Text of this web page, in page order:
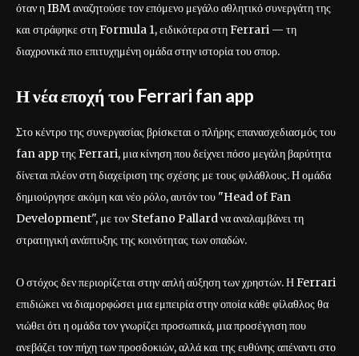
όταν η IBM αναζητούσε τον επόμενο μεγάλο αθλητικό συνεργάτη της
και στράφηκε στη Formula 1, ειδικότερα στη Ferrari — τη
διαχρονικά πιο επιτυχημένη ομάδα στην ιστορία του σπορ.
Η νέα εποχή του Ferrari fan app
Στο κέντρο της συνεργασίας βρίσκεται ο πλήρης επανασχεδιασμός του
fan app της Ferrari, μια κίνηση που δείχνει πόσο μεγάλη βαρύτητα
δίνεται πλέον στη διαχείριση της σχέσης με τους φιλάθλους. Η ομάδα
δημιούργησε ακόμη και νέο ρόλο, αυτόν του "Head of Fan
Development", με τον Stefano Pallard να αναλαμβάνει τη
στρατηγική ανάπτυξης της κοινότητας των οπαδών.
Ο στόχος δεν περιορίζεται στην απλή αύξηση των χρηστών. Η Ferrari
επιδιώκει να διαμορφώσει μια εμπειρία στην οποία κάθε φίλαθλος θα
νιώθει ότι η ομάδα τον γνωρίζει προσωπικά, μια προσέγγιση που
ανεβάζει τον πήχη των προσδοκιών, αλλά και της ευθύνης απέναντι στο